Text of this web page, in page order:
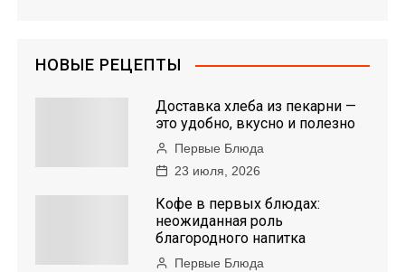
НОВЫЕ РЕЦЕПТЫ
Доставка хлеба из пекарни —
это удобно, вкусно и полезно
Первые Блюда
23 июля, 2026
Кофе в первых блюдах:
неожиданная роль
благородного напитка
Первые Блюда